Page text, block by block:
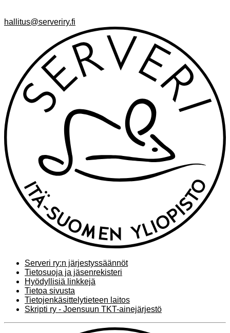
hallitus@serveriry.fi
Serveri ry:n järjestyssäännöt
Tietosuoja ja jäsenrekisteri
Hyödyllisiä linkkejä
Tietoa sivusta
Tietojenkäsittelytieteen laitos
Skripti ry - Joensuun TKT-ainejärjestö